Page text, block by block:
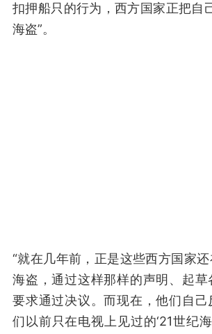
扣押船只的行为，西方国家正把自
海盗”。
“就在几年前，正是这些西方国家
海盗，通过这样那样的声明、起
要求通过决议。而现在，他们自
们以前只在电视上见过的‘21世纪